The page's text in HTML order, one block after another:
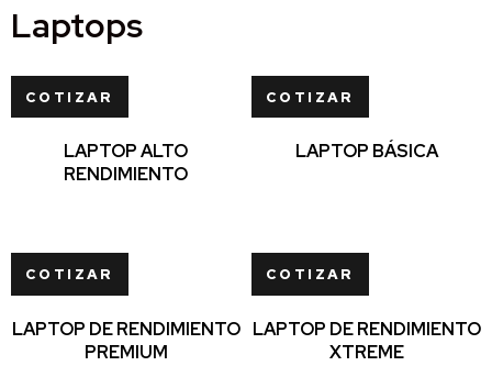
Laptops
COTIZAR
LAPTOP ALTO
RENDIMIENTO
COTIZAR
LAPTOP BÁSICA
COTIZAR
LAPTOP DE RENDIMIENTO
PREMIUM
COTIZAR
LAPTOP DE RENDIMIENTO
XTREME